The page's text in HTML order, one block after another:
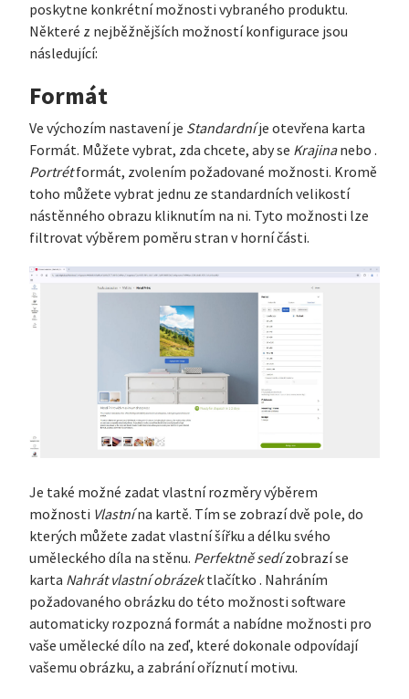
poskytne konkrétní možnosti vybraného produktu.
Některé z nejběžnějších možností konfigurace jsou
následující:
Formát
Ve výchozím nastavení je Standardníje otevřena karta
Formát. Můžete vybrat, zda chcete, aby se Krajinanebo .
Portrétformát, zvolením požadované možnosti. Kromě
toho můžete vybrat jednu ze standardních velikostí
nástěnného obrazu kliknutím na ni. Tyto možnosti lze
filtrovat výběrem poměru stran v horní části.
Je také možné zadat vlastní rozměry výběrem
možnosti Vlastnína kartě. Tím se zobrazí dvě pole, do
kterých můžete zadat vlastní šířku a délku svého
uměleckého díla na stěnu. Perfektně sedízobrazí se
karta Nahrát vlastní obrázektlačítko . Nahráním
požadovaného obrázku do této možnosti software
automaticky rozpozná formát a nabídne možnosti pro
vaše umělecké dílo na zeď, které dokonale odpovídají
vašemu obrázku, a zabrání oříznutí motivu.